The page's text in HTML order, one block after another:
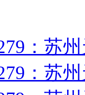
：苏
：苏